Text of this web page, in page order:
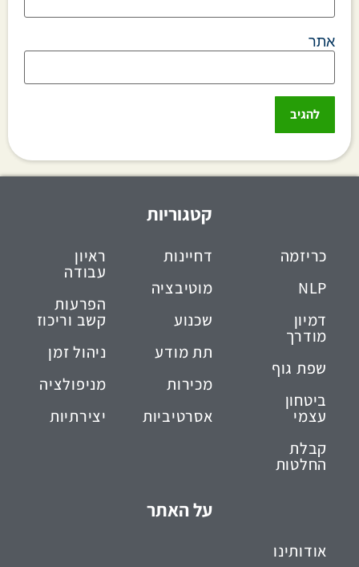
אתר
קטגוריות
כריזמה
NLP
דמיון
מודרך
שפת גוף
ביטחון
עצמי
קבלת
החלטות
דחיינות
מוטיבציה
שכנוע
תת מודע
מכירות
אסרטיביות
ראיון
עבודה
הפרעות
קשב וריכוז
ניהול זמן
מניפולציה
יצירתיות
על האתר
אודותינו